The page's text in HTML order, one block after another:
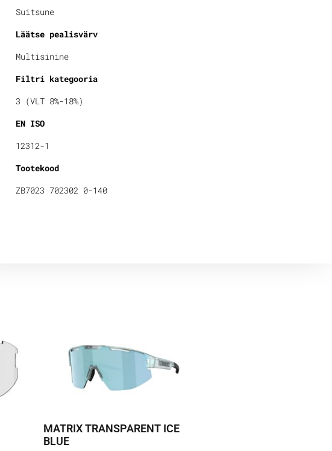
Suitsune
Läätse pealisvärv
Multisinine
Filtri kategooria
3 (VLT 8%-18%)
EN ISO
12312-1
Tootekood
ZB7023 702302 0-140
MATRIX TRANSPARENT ICE
BLUE